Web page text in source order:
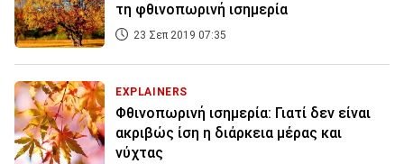
τη φθινοπωρινή ισημερία
23 Σεπ 2019 07:35
EXPLAINERS
Φθινοπωρινή ισημερία: Γιατί δεν είναι
ακριβώς ίση η διάρκεια μέρας και
νύχτας